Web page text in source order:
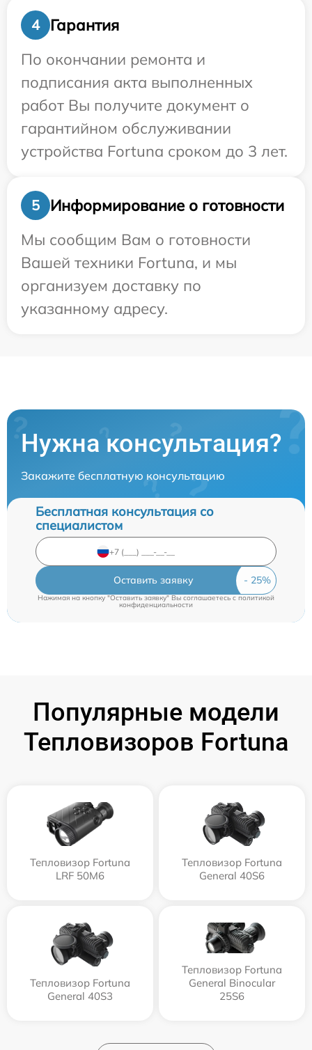
4
Гарантия
По окончании ремонта и
подписания акта выполненных
работ Вы получите документ о
гарантийном обслуживании
устройства Fortuna сроком до 3 лет.
5
Информирование о готовности
Мы сообщим Вам о готовности
Вашей техники Fortuna, и мы
организуем доставку по
указанному адресу.
Нужна консультация?
Закажите бесплатную консультацию
Бесплатная консультация со
специалистом
Оставить заявку
Нажимая на кнопку "Оставить заявку" Вы соглашаетесь c политикой
конфиденциальности
Популярные модели
Тепловизоров Fortuna
Тепловизор Fortuna
LRF 50M6
Тепловизор Fortuna
General 40S6
Тепловизор Fortuna
General 40S3
Тепловизор Fortuna
General Binocular
25S6